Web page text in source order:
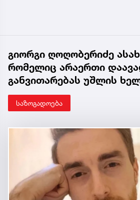
გიორგი ღოღობერიძე
რომელიც არაერთი
განვითარებას უშლის
საზოგადოება